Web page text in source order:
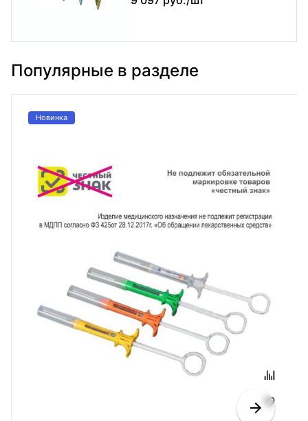
Популярные в разделе
Новинка